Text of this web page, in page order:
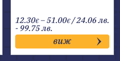
12.30€ –51.00€Price
range:
12.30€
through
51.00€
/ 24.06 лв.
- 99.75 лв.
виж